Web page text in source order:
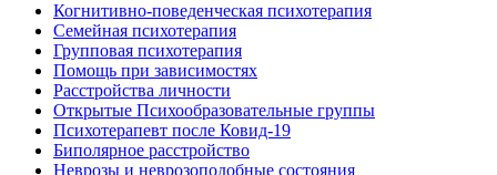
Когнитивно-поведенческая психотерапия
Семейная психотерапия
Групповая психотерапия
Помощь при зависимостях
Расстройства личности
Открытые Психообразовательные группы
Психотерапевт после Ковид-19
Биполярное расстройство
Неврозы и неврозоподобные состояния